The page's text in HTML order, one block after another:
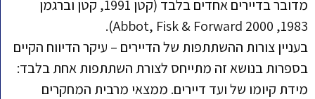
מדובר בדיירים אחדים בלבד (קטן 1991, קטן וברגמן
1983, Abbot, Fisk & Forward 2000).
בעניין צורות ההשתתפות של הדיירים – עיקר הדיווח הקיים
בספרות בנושא זה מתייחס לצורת השתתפות אחת בלבד:
מידת קיומו של ועד דיירים. ממצאי מרבית המחקרים